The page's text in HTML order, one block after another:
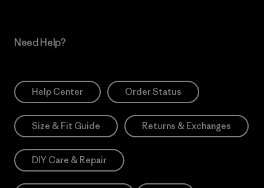
Need Help?
Help Center Order Status
Size & Fit Guide Returns & Exchanges
DIY Care & Repair